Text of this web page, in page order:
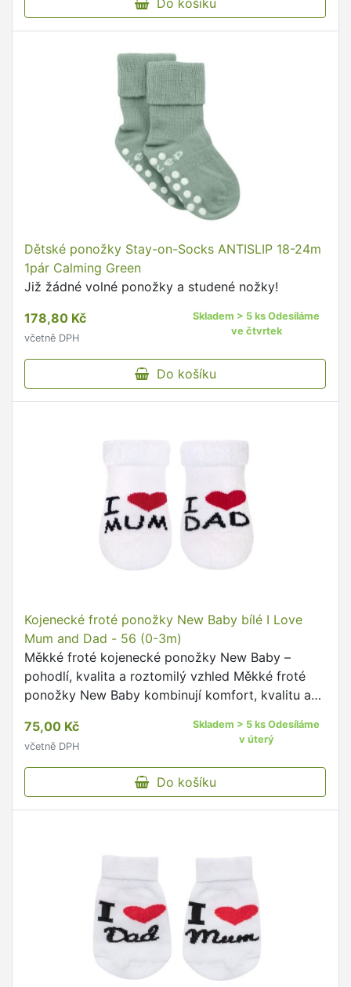
Do košíku
Dětské ponožky Stay-on-Socks ANTISLIP 18-24m
1pár Calming Green
Již žádné volné ponožky a studené nožky!
178,80 Kč
včetně DPH
Skladem > 5 ks Odesíláme
ve čtvrtek
Do košíku
Kojenecké froté ponožky New Baby bílé I Love
Mum and Dad - 56 (0-3m)
Měkké froté kojenecké ponožky New Baby –
pohodlí, kvalita a roztomilý vzhled Měkké froté
ponožky New Baby kombinují komfort, kvalitu a
75,00 Kč
včetně DPH
Skladem > 5 ks Odesíláme
v úterý
Do košíku